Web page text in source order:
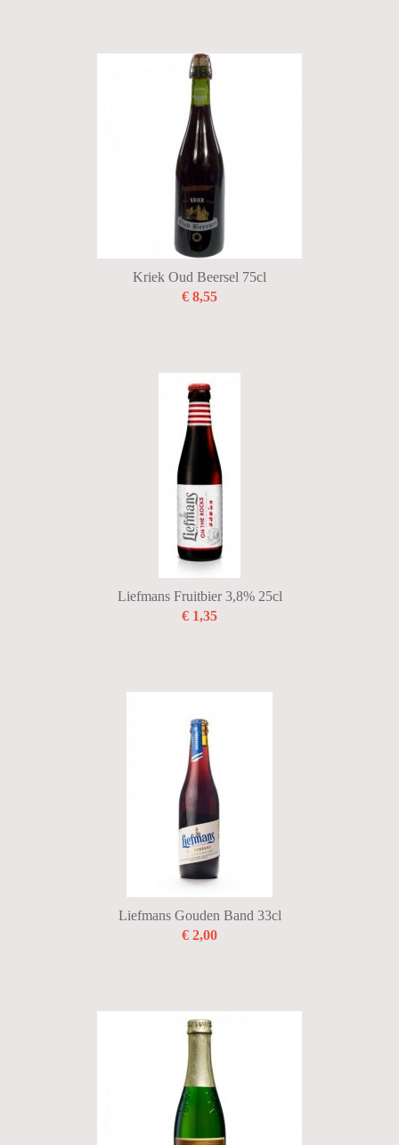
Kriek Oud Beersel 75cl
€ 8,55
Liefmans Fruitbier 3,8% 25cl
€ 1,35
Liefmans Gouden Band 33cl
€ 2,00